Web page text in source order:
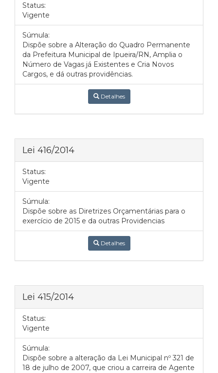
Status:
Vigente
Súmula:
Dispõe sobre a Alteração do Quadro Permanente
da Prefeitura Municipal de Ipueira/RN, Amplia o
Número de Vagas já Existentes e Cria Novos
Cargos, e dá outras providências.
Detalhes
Lei 416/2014
Status:
Vigente
Súmula:
Dispõe sobre as Diretrizes Orçamentárias para o
exercício de 2015 e da outras Providencias
Detalhes
Lei 415/2014
Status:
Vigente
Súmula:
Dispõe sobre a alteração da Lei Municipal nº 321 de
18 de julho de 2007, que criou a carreira de Agente